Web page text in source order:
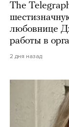
The
любовнице
работы в
2 дня назад